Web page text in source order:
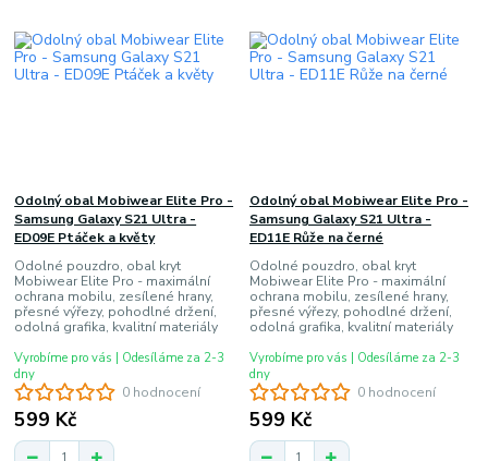
0 hodnocení
Odolný obal Mobiwear Elite Pro -
Samsung Galaxy S21 Ultra -
ED09E Ptáček a květy
Odolné pouzdro, obal kryt
Mobiwear Elite Pro - maximální
ochrana mobilu, zesílené hrany,
přesné výřezy, pohodlné držení,
odolná grafika, kvalitní materiály
599 Kč
Vyrobíme pro vás | Odesíláme za 2-3
dny
0 hodnocení
Odolný obal Mobiwear Elite Pro -
Samsung Galaxy S21 Ultra -
ED11E Růže na černé
Odolné pouzdro, obal kryt
Mobiwear Elite Pro - maximální
ochrana mobilu, zesílené hrany,
přesné výřezy, pohodlné držení,
odolná grafika, kvalitní materiály
599 Kč
Vyrobíme pro vás | Odesíláme za 2-3
dny